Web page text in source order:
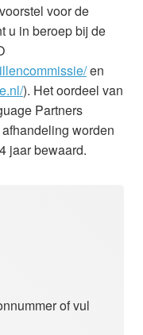
voor de
u in beroep bij de
en
). Het oordeel van
Partners
worden
jaar bewaard.
of vul